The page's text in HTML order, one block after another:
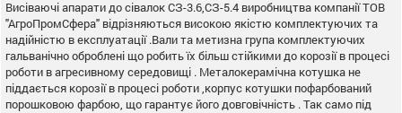
Висіваючі апарати до сівалок СЗ-3.6,СЗ-5.4 виробництва компанії ТОВ
"АгроПромСфера" відрізняються високою якістю комплектуючих та
надійністю в експлуатації .Вали та метизна група комплектуючих
гальванічно оброблені що робить їх більш стійкими до корозії в процесі
роботи в агресивному середовищі . Металокерамічна котушка не
піддається корозії в процесі роботи ,корпус котушки пофарбований
порошковою фарбою, що гарантує його довговічність . Так само під